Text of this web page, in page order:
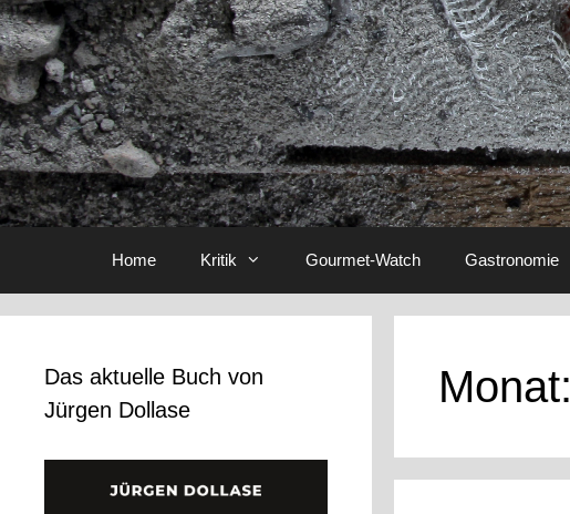
Home Kritik Gourmet-Watch Gastronomie
Monat:
Das aktuelle Buch von
Jürgen Dollase